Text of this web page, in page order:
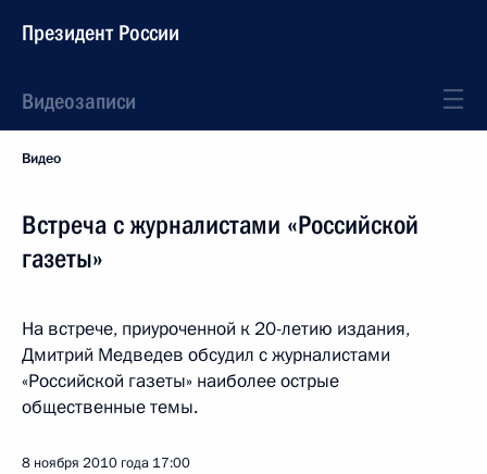
Президент России
Видеозаписи
Видео
Встреча с журналистами «Российской
газеты»
На встрече, приуроченной к 20-летию издания,
Дмитрий Медведев обсудил с журналистами
«Российской газеты» наиболее острые
общественные темы.
8 ноября 2010 года 17:00